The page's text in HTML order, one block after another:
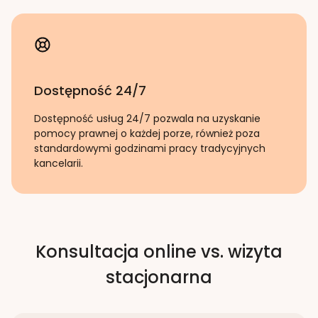
Dostępność 24/7
Dostępność usług 24/7 pozwala na uzyskanie
pomocy prawnej o każdej porze, również poza
standardowymi godzinami pracy tradycyjnych
kancelarii.
Konsultacja online vs. wizyta
stacjonarna